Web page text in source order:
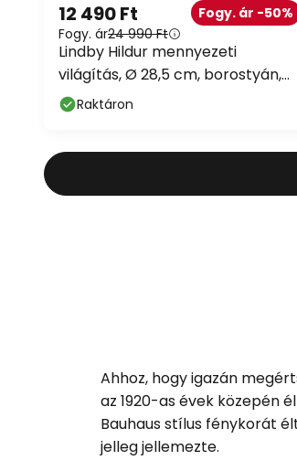
12 490 Ft
Fogy. ár24 990 Ft
Fogy. ár -50%
Lindby Hildur mennyezeti
világítás, Ø 28,5 cm, borostyán,
üvegRaktáron
Ahhoz, hogy igazán
az 1920-as évek közepén
Bauhaus stílus fénykorát
jelleg jellemezte.